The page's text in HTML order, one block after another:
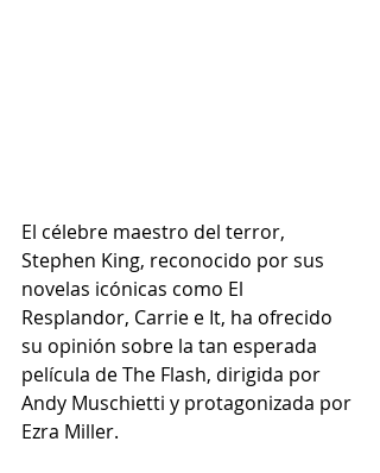
El célebre maestro del terror,
Stephen King, reconocido por sus
novelas icónicas como El
Resplandor, Carrie e It, ha ofrecido
su opinión sobre la tan esperada
película de The Flash, dirigida por
Andy Muschietti y protagonizada por
Ezra Miller.